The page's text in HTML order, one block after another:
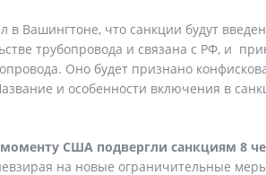
в Вашингтоне, что санкции будут
трубопровода и связана с РФ, и
Оно будет признано
и особенности включения в
США подвергли санкциям 8
на новые ограничительные